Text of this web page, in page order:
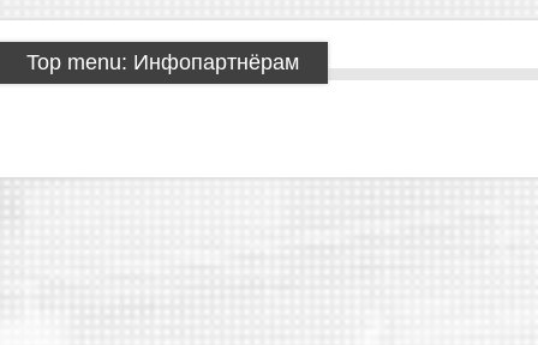
Top menu: Инфопартнёрам